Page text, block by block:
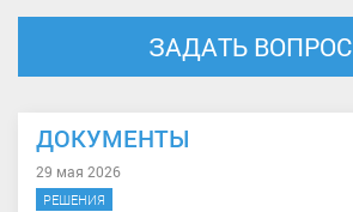
ЗАДАТЬ ВОПРОС
ДОКУМЕНТЫ
29 мая 2026
РЕШЕНИЯ